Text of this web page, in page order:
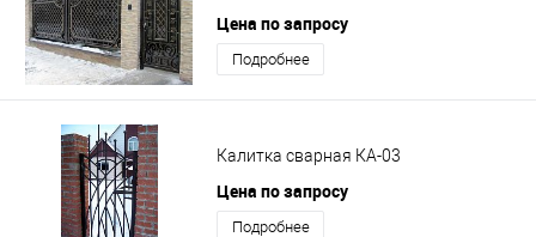
Цена по запросу
Подробнее
Калитка сварная КА-03
Цена по запросу
Подробнее